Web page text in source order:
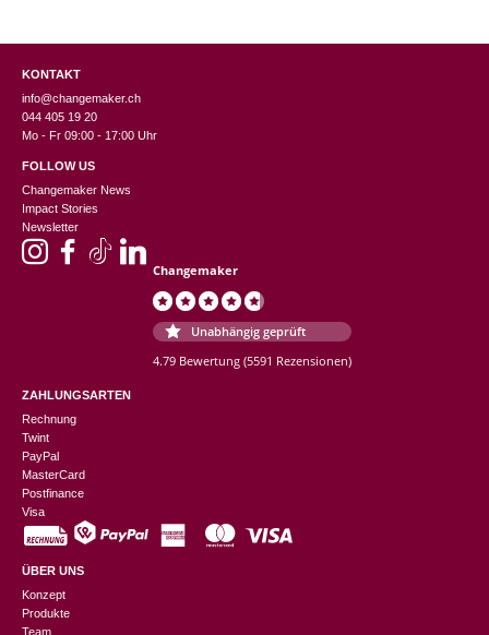
KONTAKT
info@changemaker.ch
044 405 19 20
Mo - Fr 09:00 - 17:00 Uhr
FOLLOW US
Changemaker News
Impact Stories
Newsletter
Changemaker
Unabhängig geprüft
4.79 Bewertung (5591 Rezensionen)
ZAHLUNGSARTEN
Rechnung
Twint
PayPal
MasterCard
Postfinance
Visa
ÜBER UNS
Konzept
Produkte
Team